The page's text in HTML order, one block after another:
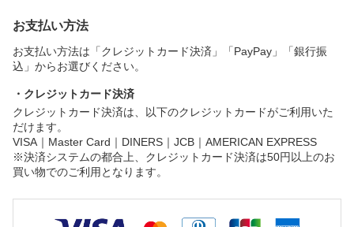
お支払い方法
お支払い方法は「クレジットカード決済」「PayPay」「銀行振
込」からお選びください。
・クレジットカード決済
クレジットカード決済は、以下のクレジットカードがご利用いた
だけます。
VISA｜Master Card｜DINERS｜JCB｜AMERICAN EXPRESS
※決済システムの都合上、クレジットカード決済は50円以上のお
買い物でのご利用となります。